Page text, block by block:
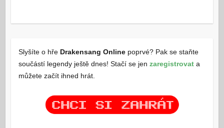
Slyšíte o hře Drakensang Onlinepoprvé? Pak se staňte
součástí legendy ještě dnes! Stačí se jen zaregistrovata
můžete začít ihned hrát.